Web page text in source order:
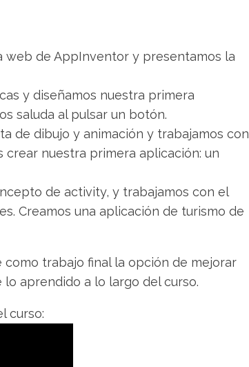
web de AppInventor y presentamos la
y diseñamos nuestra primera
saluda al pulsar un botón.
de dibujo y animación y trabajamos con
crear nuestra primera aplicación: un
de activity, y trabajamos con el
Creamos una aplicación de turismo de
trabajo final la opción de mejorar
aprendido a lo largo del curso.
curso: